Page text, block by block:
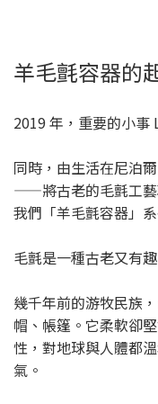
羊毛氈容器的
2019 年，重要的小
同時，由生活在尼泊
——將古老的毛氈工藝
我們「羊毛氈容器」
毛氈是一種古老又有
幾千年前的游牧民族
帽、帳篷。它柔軟卻
性，對地球與人體都
氣。